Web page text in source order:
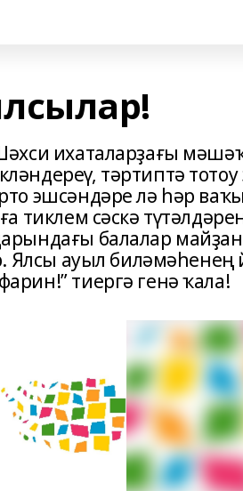
ихаталарҙағы
тәртиптә
эшсәндәре лә һәр
тиклем сәскә
балалар
Ялсы ауыл биләмәһенең
тиергә генә ҡала!